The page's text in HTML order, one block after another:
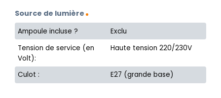
Source de lumière
Ampoule incluse ?
Exclu
Tension de service (en
Volt):
Haute tension 220/230V
Culot : E27 (grande base)